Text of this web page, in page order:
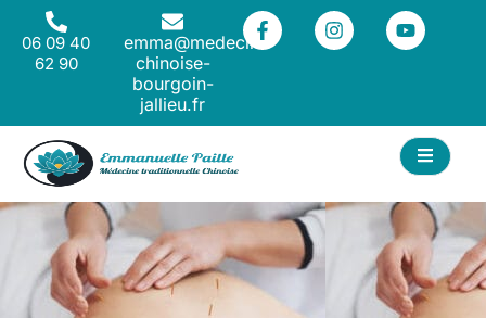
06 09 40
62 90
emma@medecine-
chinoise-
bourgoin-
jallieu.fr